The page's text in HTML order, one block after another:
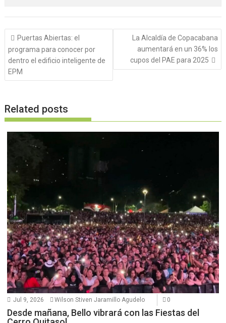
Navegación
de
entradas
Puertas Abiertas: el
programa para conocer por
dentro el edificio inteligente de
EPM
La Alcaldía de Copacabana
aumentará en un 36% los
cupos del PAE para 2025
Related posts
Jul 9, 2026 Wilson Stiven Jaramillo Agudelo 0
Desde mañana, Bello vibrará con las Fiestas del